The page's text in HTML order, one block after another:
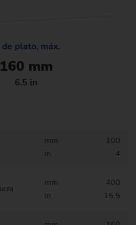
plato, máx.
160 mm
6.5 in
mm
in
100
4
mm
in
400
15.5